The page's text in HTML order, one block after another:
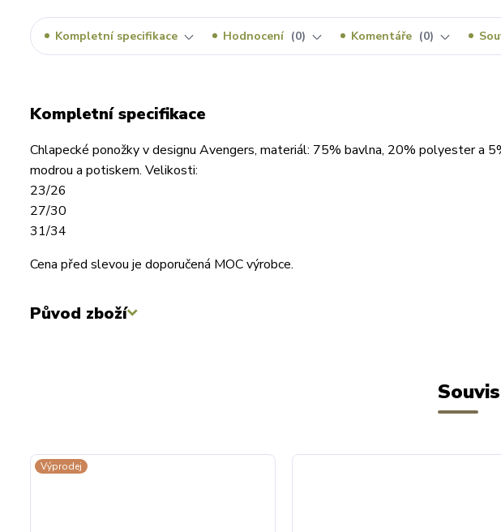
Kompletní specifikace Hodnocení 0 Komentáře 0
Kompletní specifikace
Chlapecké ponožky v designu Avengers, materiál: 75% bavlna, 20% polyester a
modrou a potiskem. Velikosti:
23/26
27/30
31/34
Cena před slevou je doporučená MOC výrobce.
Původ zboží
Výprodej